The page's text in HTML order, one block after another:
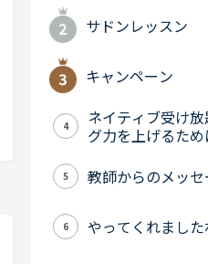
サドンレッスン
キャンペーン
4
ネイティブ受け
グ力を上げるため
5 教師からのメッ
6 やってくれました